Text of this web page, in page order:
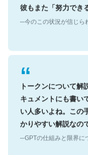
彼もまた「努力でき
─今のこの状況が信じら
トークンについて解
キュメントにも書い
い人多いよね。この
かりやすい解説なの
─GPTの仕組みと限界